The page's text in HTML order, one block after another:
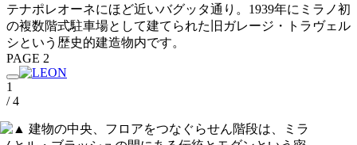
テナポレオーネにほど近いバグッタ通り。1939年にミラノ初
の複数階式駐車場として建てられた旧ガレージ・トラヴェル
シという歴史的建造物内です。
PAGE 2
1
/ 4